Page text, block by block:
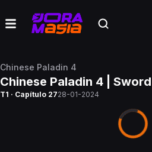
Chinese Paladin 4
Chinese Paladin 4 |
T1 · Capítulo 2728-01-2024